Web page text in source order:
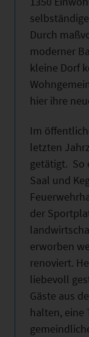
Durch
moderner
kleine Dorf
hier ihre
Im
letzten
getätigt. So
Saal und
der
erworben
renoviert.
liebevoll
Gäste aus
halten, eine